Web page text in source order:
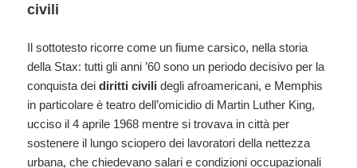
civili
Il sottotesto ricorre come un fiume carsico, nella storia
della Stax: tutti gli anni ’60 sono un periodo decisivo per la
conquista deidiritti civili degli afroamericani, e Memphis
in particolare è teatro dell’omicidio di Martin Luther King,
ucciso il 4 aprile 1968 mentre si trovava in città per
sostenere il lungo sciopero dei lavoratori della nettezza
urbana, che chiedevano salari e condizioni occupazionali